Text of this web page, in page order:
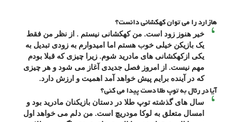
هازارد را می توان کهکشانی دانست؟
خیر هنوز زود است. من کهکشانی نیستم . از نظر من فقط
یک بازیکن خیلی خوب هستم اما امیدوارم به زودی تبدیل به
یکی ازکهکشانی های مادرید شوم. زیرا چیزی که قبلا بودم
مهم نیست. از امروز فصل جدیدی آغاز می شود و هر چیزی
که در آینده برایم پیش خواهد آمد اهمیت و ارزش دارد.
آیا در رئال به توپ طلا دست پیدا می کنی؟
سال های گذشته توپ طلا در دستان بازیکنان مادرید بود و
امسال متعلق به لوکا مودریچ است. من دلم می خواهد اول